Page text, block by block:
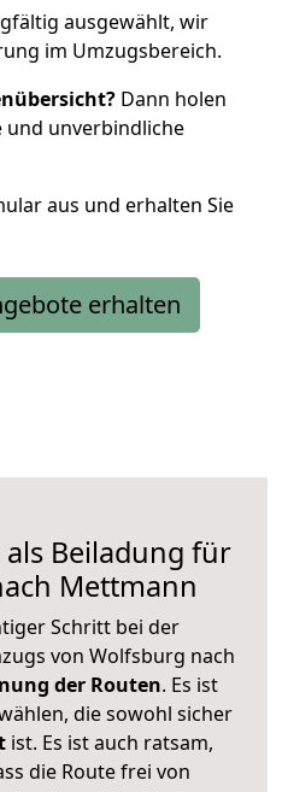
ausgewählt, wir
im Umzugsbereich.
Dann holen
und unverbindliche
aus und erhalten Sie
erhalten
Beiladung für
Mettmann
Schritt bei der
von Wolfsburg nach
der Routen. Es ist
die sowohl sicher
ist. Es ist auch ratsam,
die Route frei von